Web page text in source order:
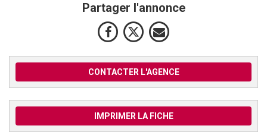
Partager l'annonce
CONTACTER L'AGENCE
IMPRIMER LA FICHE